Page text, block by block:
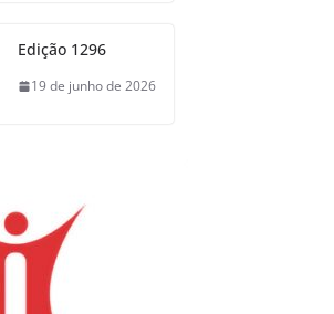
Edição 1296
19 de junho de 2026